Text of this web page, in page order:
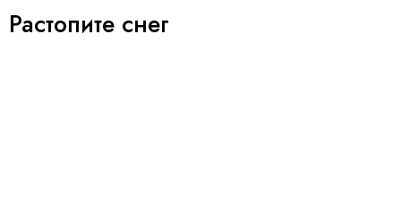
Растопите снег